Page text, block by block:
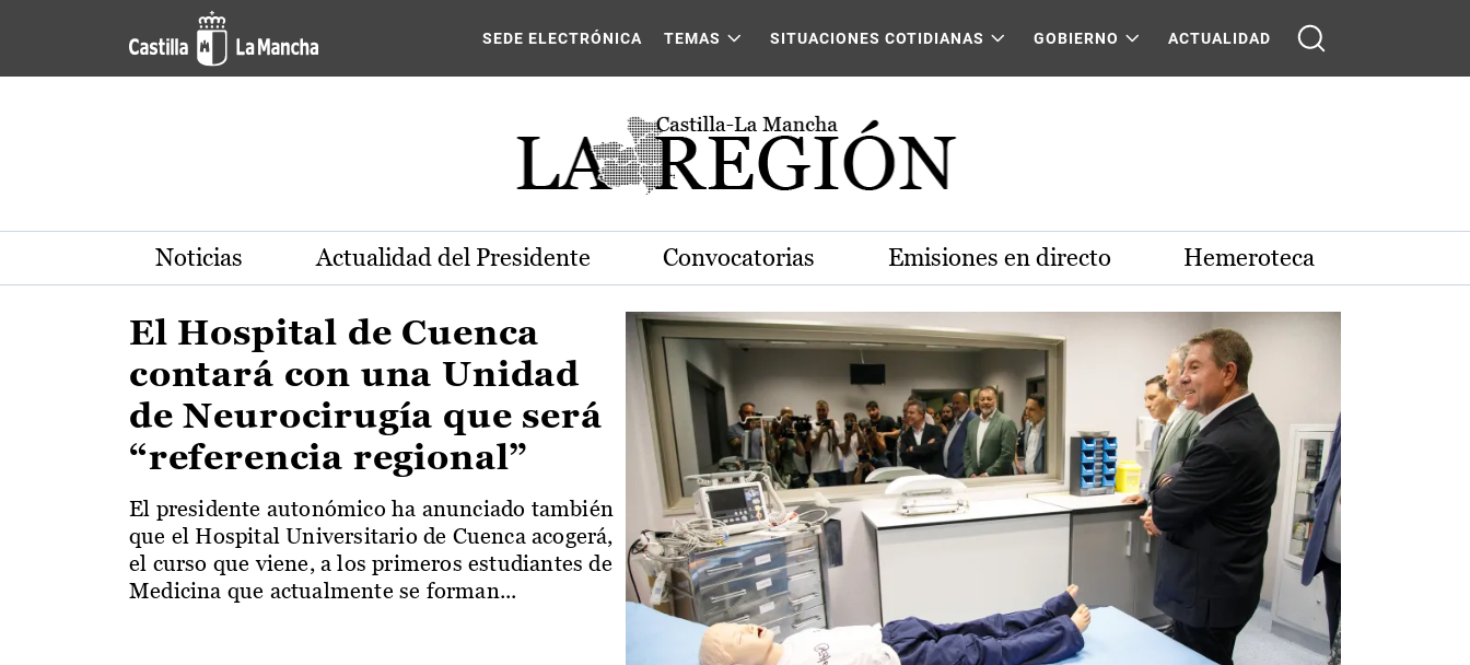
Pasar al contenido principal
Actualidad de la región de Castilla-La Mancha
SEDE ELECTRÓNICA TEMAS SITUACIONES COTIDIANAS GOBIERNO ACTUALIDAD
Noticias Actualidad del Presidente Convocatorias Emisiones en directo Hemeroteca
El Hospital de Cuenca
contará con una Unidad
de Neurocirugía que será
“referencia regional”
El presidente autonómico ha anunciado también
que el Hospital Universitario de Cuenca acogerá,
el curso que viene, a los primeros estudiantes de
Medicina que actualmente se forman...